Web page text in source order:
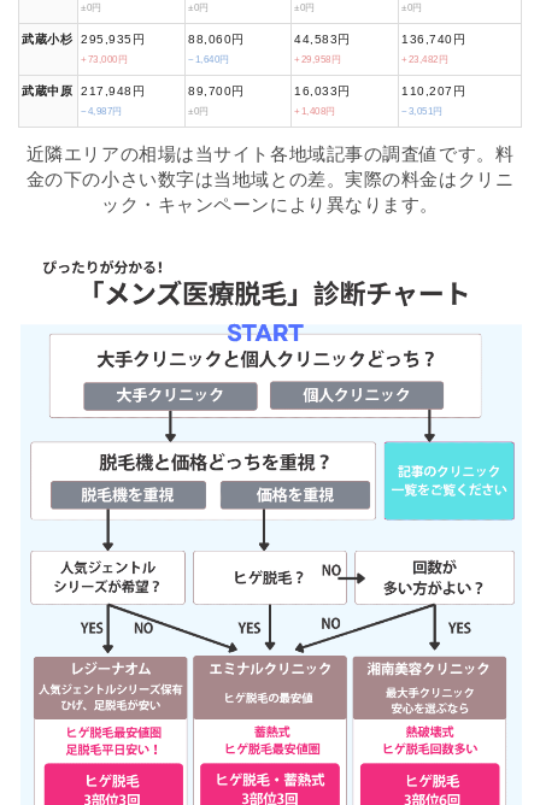
±0円 ±0円 ±0円 ±0円
武蔵小杉 295,935円
+73,000円
88,060円
−1,640円
44,583円
+29,958円
136,740円
+23,482円
武蔵中原 217,948円
−4,987円
89,700円
±0円
16,033円
+1,408円
110,207円
−3,051円
近隣エリアの相場は当サイト各地域記事の調査値です。料
金の下の小さい数字は当地域との差。実際の料金はクリニ
ック・キャンペーンにより異なります。